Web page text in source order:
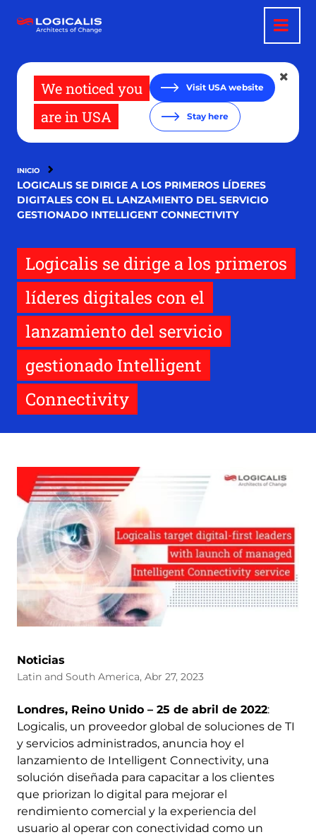
contenido
We noticed you
are in USA
Visit USA website
Stay here
INICIO
LOGICALIS SE DIRIGE A LOS PRIMEROS LÍDERES
DIGITALES CON EL LANZAMIENTO DEL SERVICIO
GESTIONADO INTELLIGENT CONNECTIVITY
Logicalis se dirige a los primeros
líderes digitales con el
lanzamiento del servicio
gestionado Intelligent
Connectivity
Noticias
Latin and South America, Abr 27, 2023
Londres, Reino Unido – 25 de abril de 2022:
Logicalis, un proveedor global de soluciones de TI
y servicios administrados, anuncia hoy el
lanzamiento de Intelligent Connectivity, una
solución diseñada para capacitar a los clientes
que priorizan lo digital para mejorar el
rendimiento comercial y la experiencia del
usuario al operar con conectividad como un